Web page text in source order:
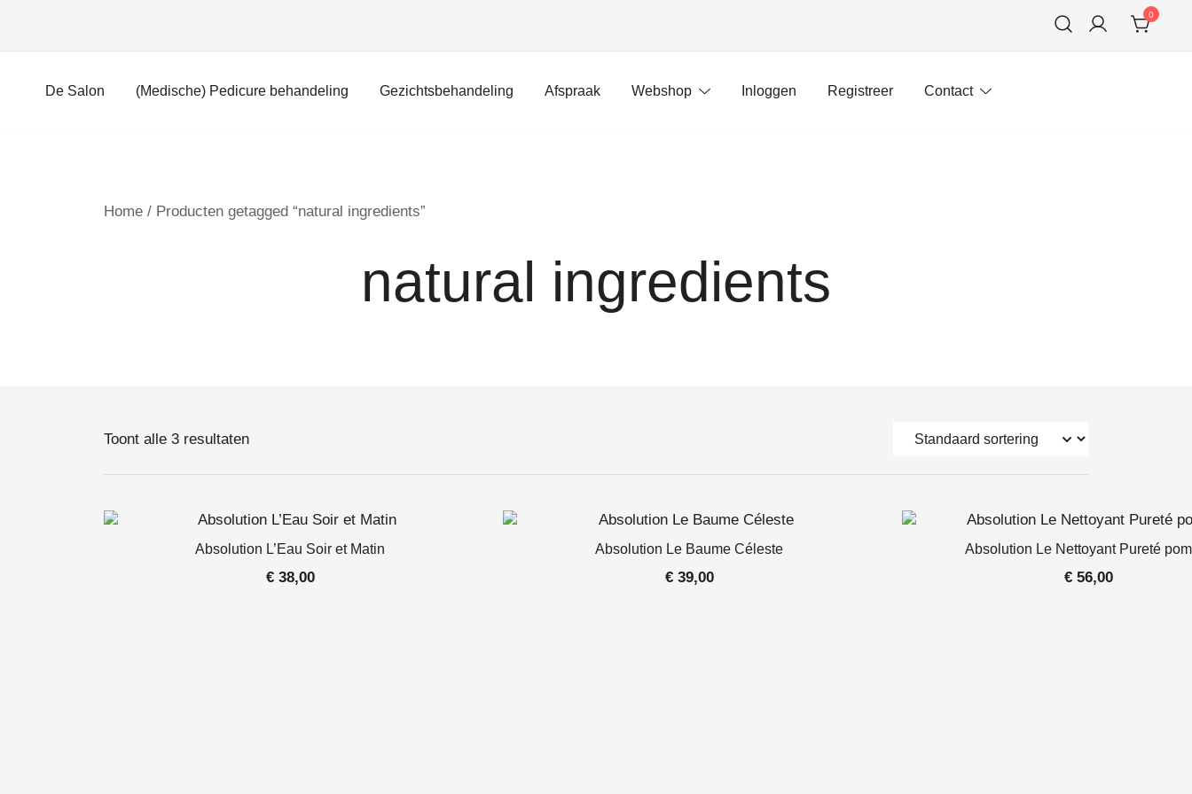
0
De Salon (Medische) Pedicure behandeling Gezichtsbehandeling Afspraak Webshop Inloggen Registreer Contact
Home / Producten getagged “natural ingredients”
natural ingredients
Toont alle 3 resultaten
Absolution L’Eau Soir et Matin
€38,00
Absolution Le Baume Céleste
€39,00
Absolution Le Nettoyant Pureté
€56,00